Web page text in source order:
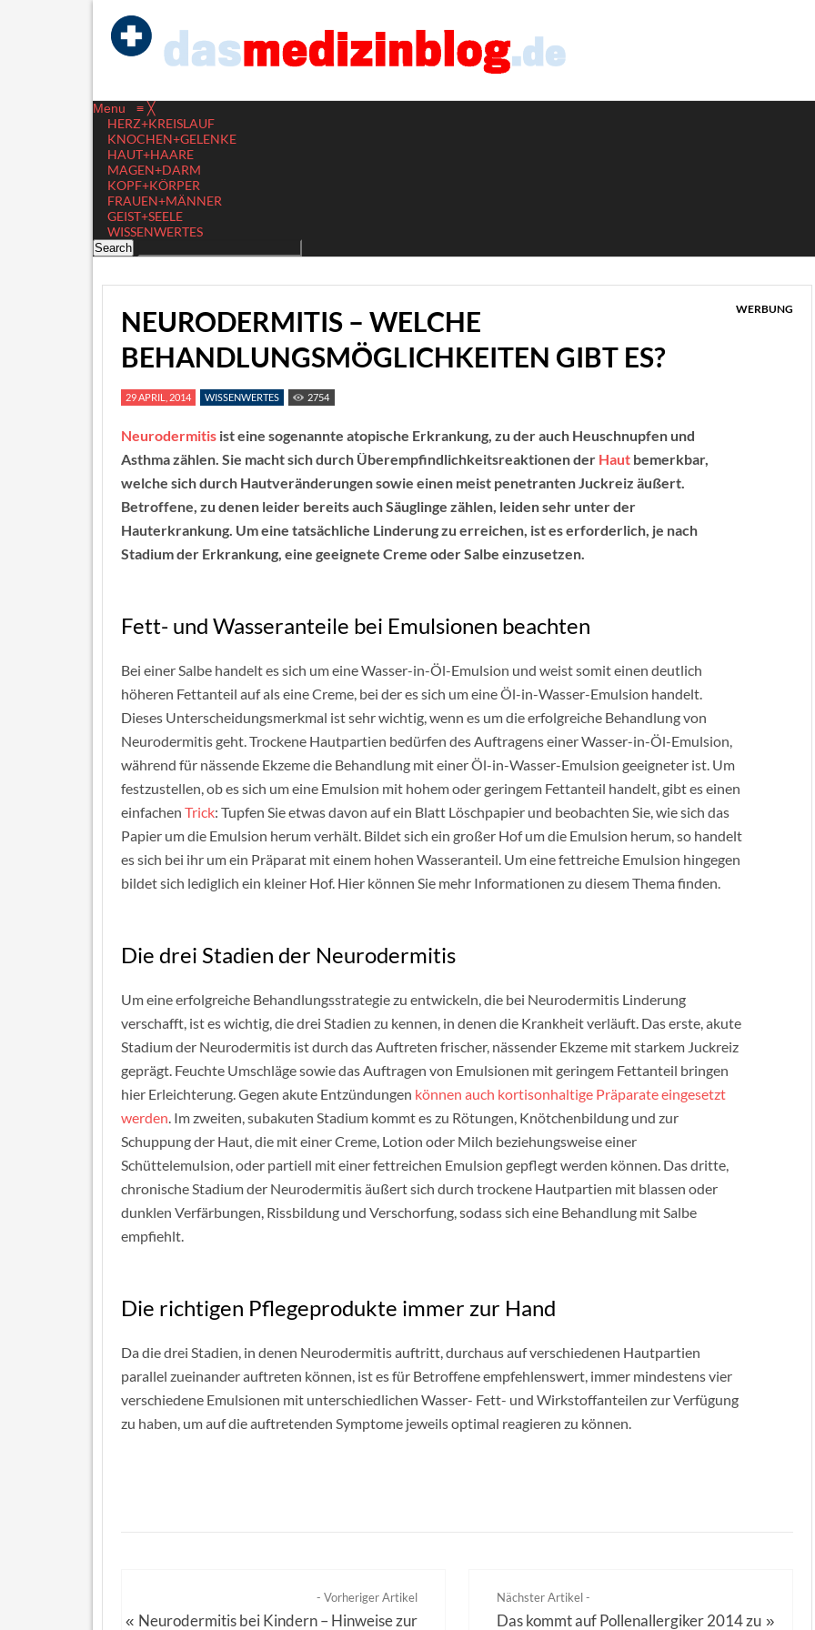
Menu ≡ ╳
HERZ+KREISLAUF
KNOCHEN+GELENKE
HAUT+HAARE
MAGEN+DARM
KOPF+KÖRPER
FRAUEN+MÄNNER
GEIST+SEELE
WISSENWERTES
NEURODERMITIS – WELCHE
BEHANDLUNGSMÖGLICHKEITEN GIBT ES?
WERBUNG
29 APRIL, 2014 WISSENWERTES 2754
Neurodermitis ist eine sogenannte atopische Erkrankung, zu der auch Heuschnupfen und
Asthma zählen. Sie macht sich durch Überempfindlichkeitsreaktionen der Haut bemerkbar,
welche sich durch Hautveränderungen sowie einen meist penetranten Juckreiz äußert.
Betroffene, zu denen leider bereits auch Säuglinge zählen, leiden sehr unter der
Hauterkrankung. Um eine tatsächliche Linderung zu erreichen, ist es erforderlich, je nach
Stadium der Erkrankung, eine geeignete Creme oder Salbe einzusetzen.
Fett- und Wasseranteile bei Emulsionen beachten
Bei einer Salbe handelt es sich um eine Wasser-in-Öl-Emulsion und weist somit einen deutlich
höheren Fettanteil auf als eine Creme, bei der es sich um eine Öl-in-Wasser-Emulsion handelt.
Dieses Unterscheidungsmerkmal ist sehr wichtig, wenn es um die erfolgreiche Behandlung von
Neurodermitis geht. Trockene Hautpartien bedürfen des Auftragens einer Wasser-in-Öl-Emulsion,
während für nässende Ekzeme die Behandlung mit einer Öl-in-Wasser-Emulsion geeigneter ist. Um
festzustellen, ob es sich um eine Emulsion mit hohem oder geringem Fettanteil handelt, gibt es einen
einfachen Trick: Tupfen Sie etwas davon auf ein Blatt Löschpapier und beobachten Sie, wie sich das
Papier um die Emulsion herum verhält. Bildet sich ein großer Hof um die Emulsion herum, so handelt
es sich bei ihr um ein Präparat mit einem hohen Wasseranteil. Um eine fettreiche Emulsion hingegen
bildet sich lediglich ein kleiner Hof. Hier können Sie mehr Informationen zu diesem Thema finden.
Die drei Stadien der Neurodermitis
Um eine erfolgreiche Behandlungsstrategie zu entwickeln, die bei Neurodermitis Linderung
verschafft, ist es wichtig, die drei Stadien zu kennen, in denen die Krankheit verläuft. Das erste, akute
Stadium der Neurodermitis ist durch das Auftreten frischer, nässender Ekzeme mit starkem Juckreiz
geprägt. Feuchte Umschläge sowie das Auftragen von Emulsionen mit geringem Fettanteil bringen
hier Erleichterung. Gegen akute Entzündungen können auch kortisonhaltige Präparate eingesetzt
werden. Im zweiten, subakuten Stadium kommt es zu Rötungen, Knötchenbildung und zur
Schuppung der Haut, die mit einer Creme, Lotion oder Milch beziehungsweise einer
Schüttelemulsion, oder partiell mit einer fettreichen Emulsion gepflegt werden können. Das dritte,
chronische Stadium der Neurodermitis äußert sich durch trockene Hautpartien mit blassen oder
dunklen Verfärbungen, Rissbildung und Verschorfung, sodass sich eine Behandlung mit Salbe
empfiehlt.
Die richtigen Pflegeprodukte immer zur Hand
Da die drei Stadien, in denen Neurodermitis auftritt, durchaus auf verschiedenen Hautpartien
parallel zueinander auftreten können, ist es für Betroffene empfehlenswert, immer mindestens vier
verschiedene Emulsionen mit unterschiedlichen Wasser- Fett- und Wirkstoffanteilen zur Verfügung
zu haben, um auf die auftretenden Symptome jeweils optimal reagieren zu können.
- Vorheriger Artikel
« Neurodermitis bei Kindern – Hinweise zur
Nächster Artikel -
Das kommt auf Pollenallergiker 2014 zu »